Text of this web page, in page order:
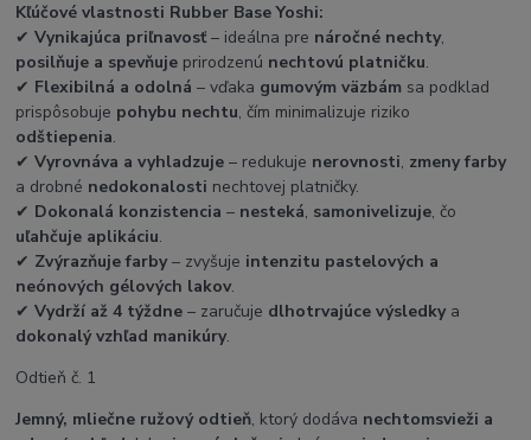
Kľúčové vlastnosti Rubber Base Yoshi:
✔Vynikajúca priľnavosť– ideálna pre náročné nechty,
posilňuje a spevňuje prirodzenú nechtovú platničku.
✔ Flexibilná a odolná – vďaka gumovým väzbám sa podklad
prispôsobuje pohybu nechtu, čím minimalizuje riziko
odštiepenia.
✔Vyrovnáva a vyhladzuje – redukuje nerovnosti, zmeny farby
a drobné nedokonalosti nechtovej platničky.
✔ Dokonalá konzistencia – nesteká, samonivelizuje, čo
uľahčuje aplikáciu.
✔ Zvýrazňuje farby – zvyšuje intenzitu pastelových a
neónových gélových lakov.
✔Vydrží až 4 týždne – zaručuje dlhotrvajúce výsledky a
dokonalý vzhľad manikúry.
Odtieň č. 1
Jemný, mliečne ružový odtieň, ktorý dodáva nechtomsvieži a